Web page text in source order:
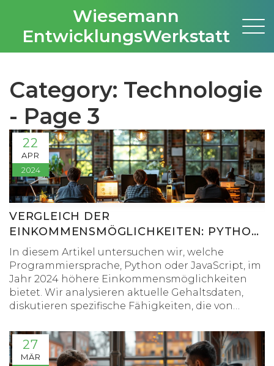
Wiesemann
EntwicklungsWerkstatt
Category: Technologie
- Page 3
22
APR
2024
VERGLEICH DER
EINKOMMENSMÖGLICHKEITEN: PYTHON
VS. JAVASCRIPT IN 2024
In diesem Artikel untersuchen wir, welche
Programmiersprache, Python oder JavaScript, im
Jahr 2024 höhere Einkommensmöglichkeiten
bietet. Wir analysieren aktuelle Gehaltsdaten,
diskutieren spezifische Fähigkeiten, die von
die verschiedenen Arbeitsmärkte. Zudem geben
wir Einblicke in die zukünftigen Trends beider
Sprachen und wie Programmierer ihr
27
MÄR